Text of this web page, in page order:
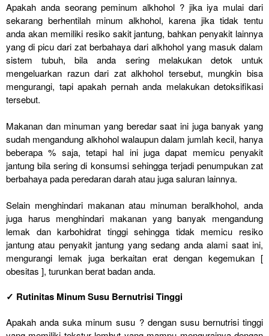
Apakah anda seorang peminum alkhohol ? jika iya mulai dari
sekarang berhentilah minum alkhohol, karena jika tidak tentu
anda akan memiliki resiko sakit jantung, bahkan penyakit lainnya
yang di picu dari zat berbahaya dari alkhohol yang masuk dalam
sistem tubuh, bila anda sering melakukan detok untuk
mengeluarkan razun dari zat alkhohol tersebut, mungkin bisa
mengurangi, tapi apakah pernah anda melakukan detoksifikasi
tersebut.
Makanan dan minuman yang beredar saat ini juga banyak yang
sudah mengandung alkhohol walaupun dalam jumlah kecil, hanya
beberapa % saja, tetapi hal ini juga dapat memicu penyakit
jantung bila sering di konsumsi sehingga terjadi penumpukan zat
berbahaya pada peredaran darah atau juga saluran lainnya.
Selain menghindari makanan atau minuman beralkhohol, anda
juga harus menghindari makanan yang banyak mengandung
lemak dan karbohidrat tinggi sehingga tidak memicu resiko
jantung atau penyakit jantung yang sedang anda alami saat ini,
mengurangi lemak juga berkaitan erat dengan kegemukan [
obesitas ], turunkan berat badan anda.
✓ Rutinitas Minum Susu Bernutrisi Tinggi
Apakah anda suka minum susu ? dengan susu bernutrisi tinggi